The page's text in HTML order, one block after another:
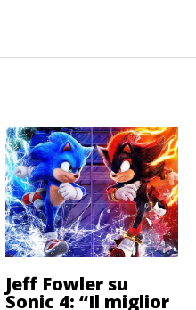
Jeff Fowler su
Sonic 4: “Il miglior